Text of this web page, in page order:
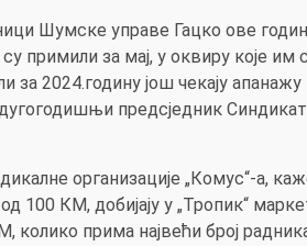
Шумске управе Гацко ове
примили за мај, у оквиру које им
за 2024.годину још чекају
предсједник
организације „Комус“-а,
100 КМ, добијају у „Тропик“
прима највећи број